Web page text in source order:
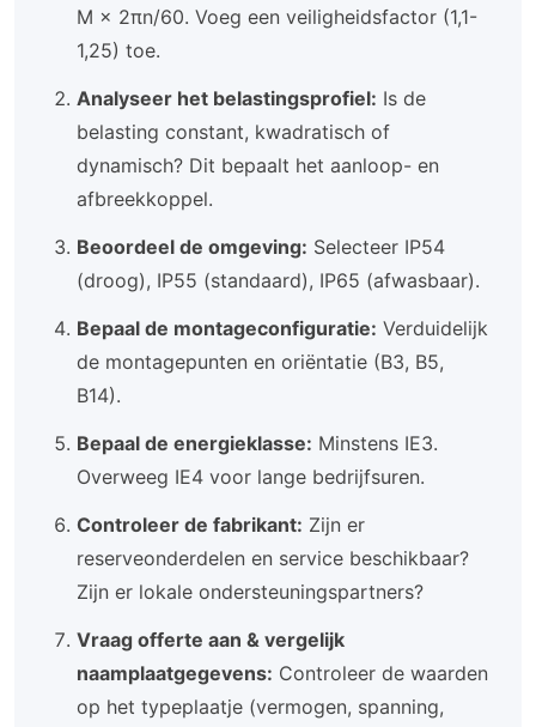
M × 2πn/60. Voeg een veiligheidsfactor (1,1-
1,25) toe.
Analyseer het belastingsprofiel: Is de
belasting constant, kwadratisch of
dynamisch? Dit bepaalt het aanloop- en
afbreekkoppel.
Beoordeel de omgeving: Selecteer IP54
(droog), IP55 (standaard), IP65 (afwasbaar).
Bepaal de montageconfiguratie: Verduidelijk
de montagepunten en oriëntatie (B3, B5,
B14).
Bepaal de energieklasse: Minstens IE3.
Overweeg IE4 voor lange bedrijfsuren.
Controleer de fabrikant: Zijn er
reserveonderdelen en service beschikbaar?
Zijn er lokale ondersteuningspartners?
Vraag offerte aan & vergelijk
naamplaatgegevens: Controleer de waarden
op het typeplaatje (vermogen, spanning,